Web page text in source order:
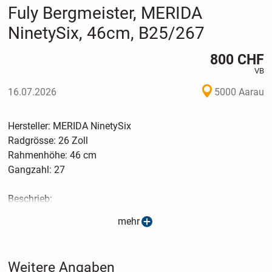
Fuly Bergmeister, MERIDA
NinetySix, 46cm, B25/267
800 CHF
VB
16.07.2026 5000 Aarau
Hersteller: MERIDA NinetySix
Radgrösse: 26 Zoll
Rahmenhöhe: 46 cm
Gangzahl: 27
Beschrieb:
MTB Fuly-Fahrrad, in Schwarz/Weiss für Freizeit, einkaufen
mehr
Weitere Angaben